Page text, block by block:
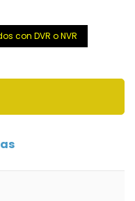
con DVR o NVR